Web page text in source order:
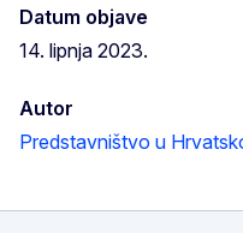
Datum objave
14. lipnja 2023.
Autor
Predstavništvo u